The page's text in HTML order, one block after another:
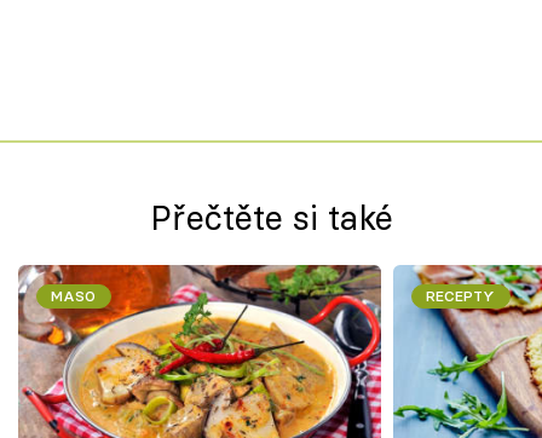
Přečtěte si také
MASO RECEPTY